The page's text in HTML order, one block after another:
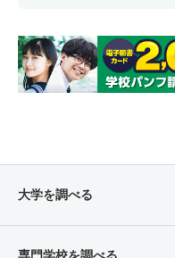
大学を調べる